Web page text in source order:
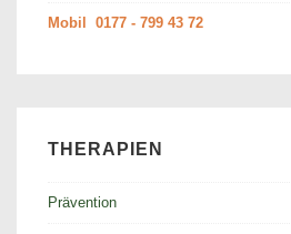
Mobil 0177 - 799 43 72
THERAPIEN
Prävention